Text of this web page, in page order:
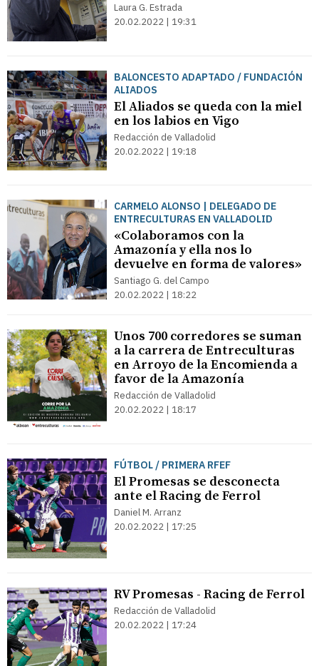
Laura G. Estrada
20.02.2022 | 19:31
BALONCESTO ADAPTADO / FUNDACIÓN
ALIADOS
El Aliados se queda con la miel
en los labios en Vigo
Redacción de Valladolid
20.02.2022 | 19:18
CARMELO ALONSO | DELEGADO DE
ENTRECULTURAS EN VALLADOLID
«Colaboramos con la
Amazonía y ella nos lo
devuelve en forma de valores»
Santiago G. del Campo
20.02.2022 | 18:22
Unos 700 corredores se suman
a la carrera de Entreculturas
en Arroyo de la Encomienda a
favor de la Amazonía
Redacción de Valladolid
20.02.2022 | 18:17
FÚTBOL / PRIMERA RFEF
El Promesas se desconecta
ante el Racing de Ferrol
Daniel M. Arranz
20.02.2022 | 17:25
RV Promesas - Racing de Ferrol
Redacción de Valladolid
20.02.2022 | 17:24